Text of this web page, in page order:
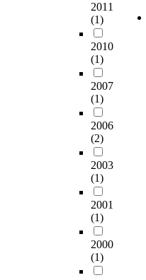
2011
(1)
2010
(1)
2007
(1)
2006
(2)
2003
(1)
2001
(1)
2000
(1)